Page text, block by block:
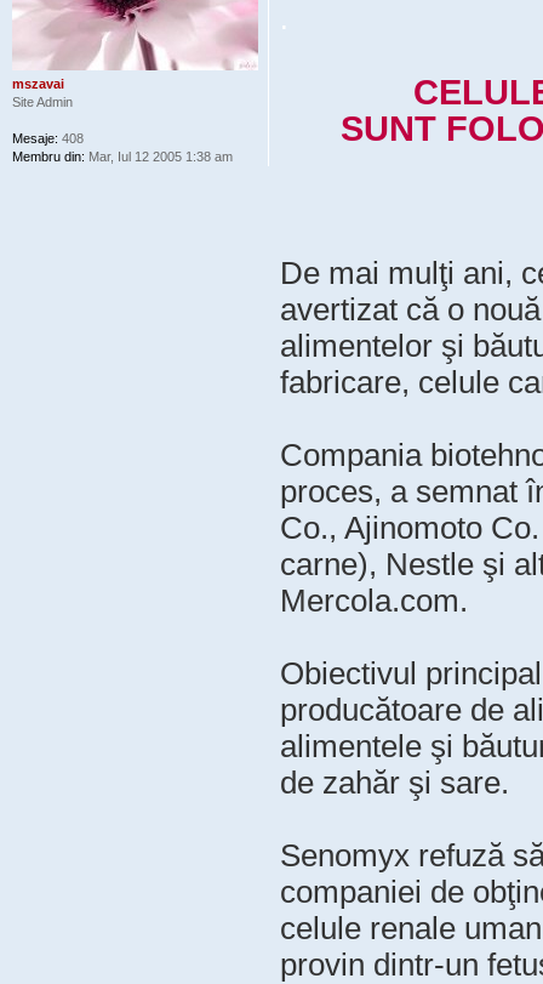
.
SUNT
De mai mulţi ani,
avertizat că o
alimentelor şi
fabricare, celule
Compania
proces, a semnat
Co., Ajinomoto
carne), Nestle şi
Mercola.com.
Obiectivul
producătoare de
alimentele şi
de zahăr şi sare.
Senomyx refuză
companiei de
celule renale
provin dintr-un
mszavai
Site Admin
Mesaje: 408
Membru din: Mar, Iul 12 2005 1:38 am